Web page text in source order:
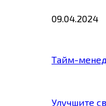
09.04.2024
Тайм-
Улучшите